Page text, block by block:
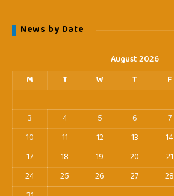
News by Date
August 2026
M
T W T F
3
4 5 6 7
10
11 12 13 14
17
18 19 20 21
24
25 26 27 28